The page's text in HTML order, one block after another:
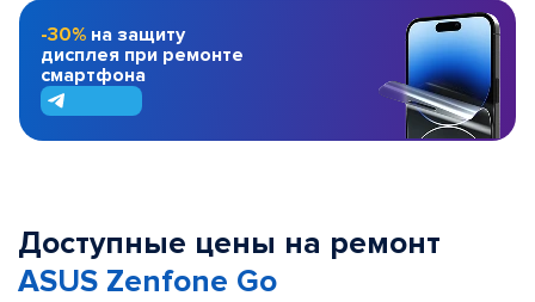
-30% на защиту
дисплея при ремонте
смартфона
Доступные цены на ремонт
ASUS Zenfone Go